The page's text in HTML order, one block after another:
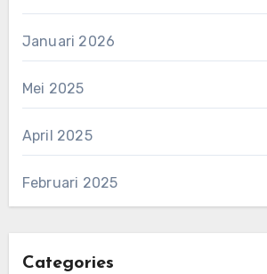
Januari 2026
Mei 2025
April 2025
Februari 2025
Categories